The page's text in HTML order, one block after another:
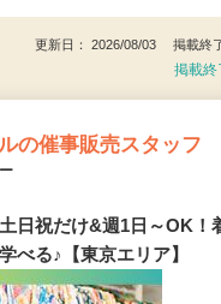
更新日： 2026/08/03 掲載終
掲載終
の催事販売スタッフ
日祝だけ&週1日～OK！
べる♪【東京エリア】